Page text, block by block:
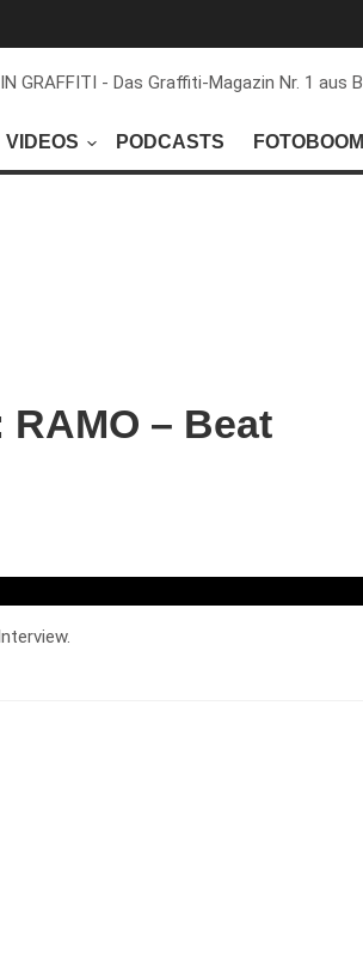
VIDEOS PODCASTS FOTOBOOM
– Beat